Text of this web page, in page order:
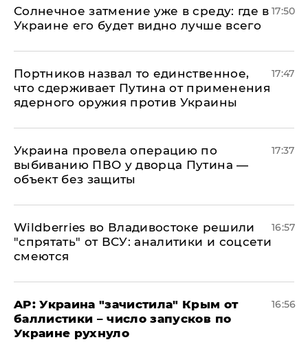
​Солнечное затмение уже в среду: где в
Украине его будет видно лучше всего
17:50
Портников назвал то единственное,
что сдерживает Путина от применения
ядерного оружия против Украины
17:47
Украина провела операцию по
выбиванию ПВО у дворца Путина —
объект без защиты
17:37
Wildberries во Владивостоке решили
"спрятать" от ВСУ: аналитики и соцсети
смеются
16:57
AP: Украина "зачистила" Крым от
баллистики – число запусков по
Украине рухнуло
16:56